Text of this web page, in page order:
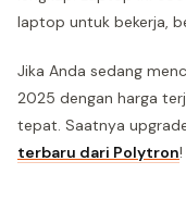
laptop untuk bekerja,
Jika Anda sedang
2025 dengan harga
tepat. Saatnya
terbaru dari Polytron!